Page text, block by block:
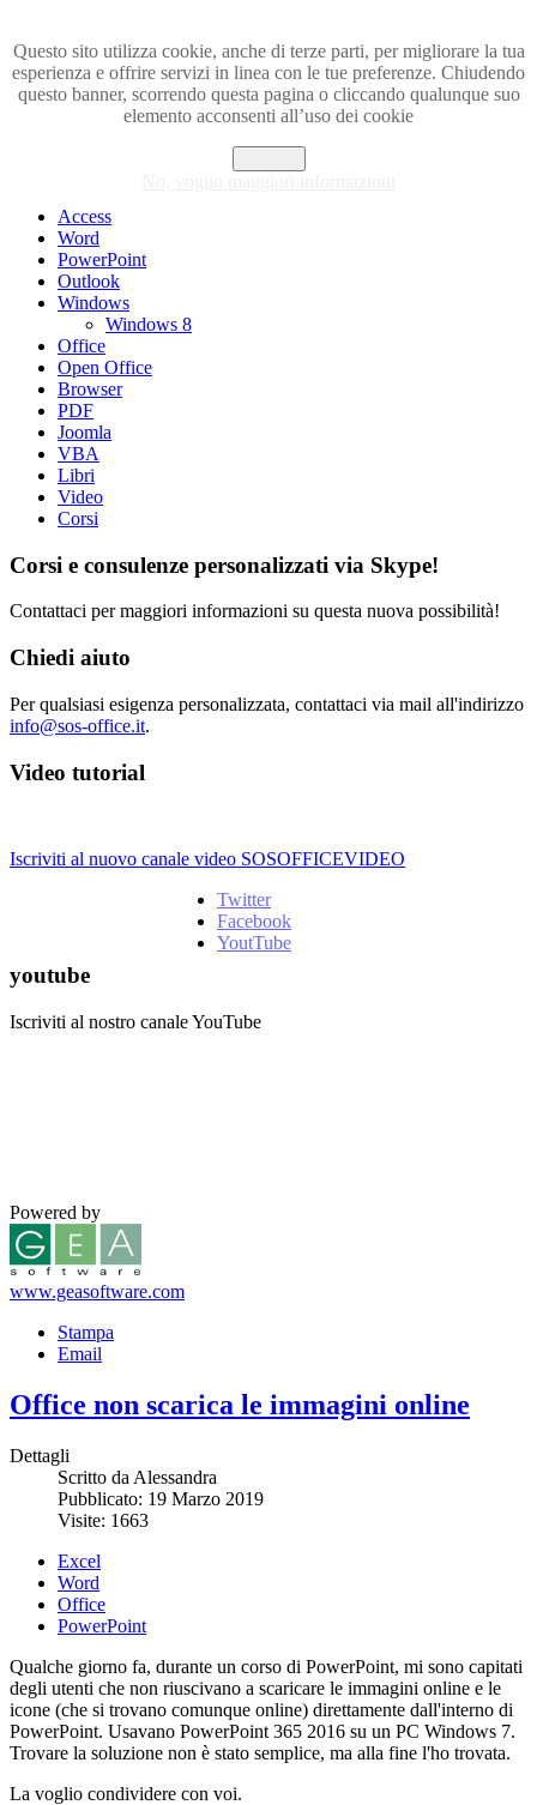
Questo sito utilizza cookie, anche di terze parti, per migliorare la tua
esperienza e offrire servizi in linea con le tue preferenze. Chiudendo
questo banner, scorrendo questa pagina o cliccando qualunque suo
elemento acconsenti all’uso dei cookie
Visita i forum di SOS-OFFICE
Access
Word
PowerPoint
Outlook
Windows
Windows 8
Office
Open Office
Browser
PDF
Joomla
VBA
Libri
Video
Corsi
Corsi e consulenze personalizzati via Skype!
Contattaci per maggiori informazioni su questa nuova possibilità!
Chiedi aiuto
Per qualsiasi esigenza personalizzata, contattaci via mail all'indirizzo
info@sos-office.it.
Video tutorial
Iscriviti al nuovo canale video SOSOFFICEVIDEO
Twitter
Facebook
YoutTube
youtube
Iscriviti al nostro canale YouTube
Powered by
www.geasoftware.com
Stampa
Email
Office non scarica le immagini online
Dettagli
Scritto da Alessandra
Pubblicato: 19 Marzo 2019
Visite: 1663
Excel
Word
Office
PowerPoint
Qualche giorno fa, durante un corso di PowerPoint, mi sono capitati
degli utenti che non riuscivano a scaricare le immagini online e le
icone (che si trovano comunque online) direttamente dall'interno di
PowerPoint. Usavano PowerPoint 365 2016 su un PC Windows 7.
Trovare la soluzione non è stato semplice, ma alla fine l'ho trovata.
La voglio condividere con voi.